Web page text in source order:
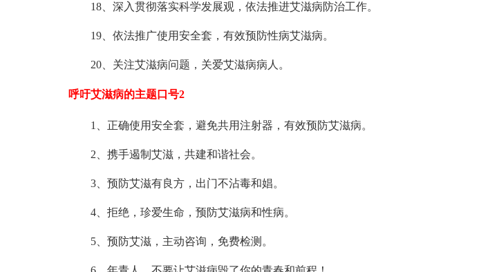
18、深入贯彻落实科学发展观，依法推进艾滋病防治工作。
19、依法推广使用安全套，有效预防性病艾滋病。
20、关注艾滋病问题，关爱艾滋病病人。
呼吁艾滋病的主题口号2
1、正确使用安全套，避免共用注射器，有效预防艾滋病。
2、携手遏制艾滋，共建和谐社会。
3、预防艾滋有良方，出门不沾毒和娼。
4、拒绝，珍爱生命，预防艾滋病和性病。
5、预防艾滋，主动咨询，免费检测。